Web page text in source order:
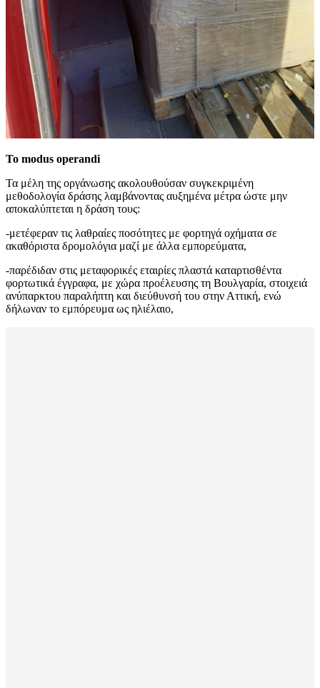
Το modus operandi
Τα μέλη της οργάνωσης ακολουθούσαν συγκεκριμένη
μεθοδολογία δράσης λαμβάνοντας αυξημένα μέτρα ώστε μην
αποκαλύπτεται η δράση τους:
-μετέφεραν τις λαθραίες ποσότητες με φορτηγά οχήματα σε
ακαθόριστα δρομολόγια μαζί με άλλα εμπορεύματα,
-παρέδιδαν στις μεταφορικές εταιρίες πλαστά καταρτισθέντα
φορτωτικά έγγραφα, με χώρα προέλευσης τη Βουλγαρία, στοιχειά
ανύπαρκτου παραλήπτη και διεύθυνσή του στην Αττική, ενώ
δήλωναν το εμπόρευμα ως ηλιέλαιο,